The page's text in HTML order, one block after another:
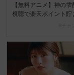
【無料アニメ】神の雫
視聴で楽天ポイント貯